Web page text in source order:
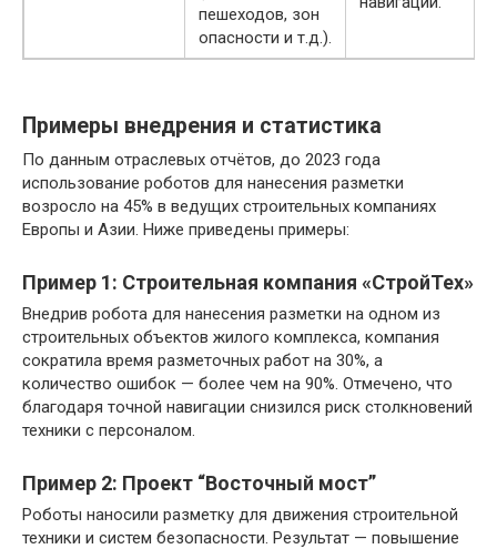
пешеходов, зон
опасности и т.д.).
Примеры внедрения и статистика
По данным отраслевых отчётов, до 2023 года
использование роботов для нанесения разметки
возросло на 45% в ведущих строительных компаниях
Европы и Азии. Ниже приведены примеры:
Пример 1: Строительная компания «СтройТех»
Внедрив робота для нанесения разметки на одном из
строительных объектов жилого комплекса, компания
сократила время разметочных работ на 30%, а
количество ошибок — более чем на 90%. Отмечено, что
благодаря точной навигации снизился риск столкновений
техники с персоналом.
Пример 2: Проект “Восточный мост”
Роботы наносили разметку для движения строительной
техники и систем безопасности. Результат — повышение